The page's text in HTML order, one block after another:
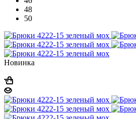
48
50
Новинка